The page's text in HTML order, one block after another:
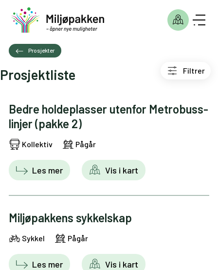
Prosjekter
Prosjektliste Filtrer
Bedre holdeplasser utenfor Metrobuss-
linjer (pakke 2)
Kollektiv Pågår
Les mer Vis i kart
Miljøpakkens sykkelskap
Sykkel Pågår
Les mer Vis i kart